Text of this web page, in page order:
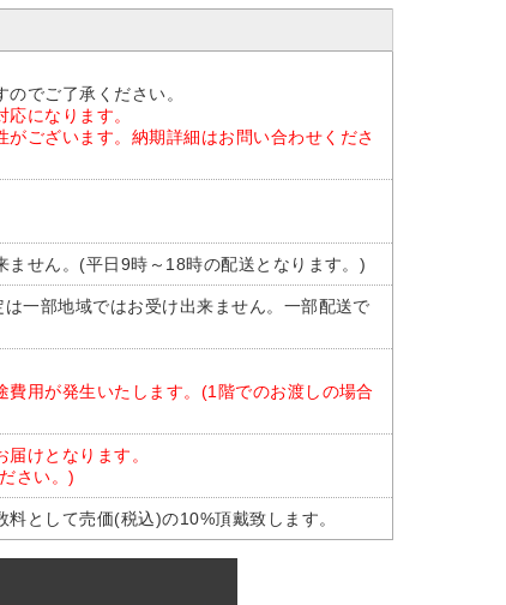
でご了承ください。
になります。
ございます。納期詳細はお問い合わせくださ
ません。(平日9時～18時の配送となります。)
一部地域ではお受け出来ません。一部配送で
費用が発生いたします。(1階でのお渡しの場合
けとなります。
さい。)
として売価(税込)の10%頂戴致します。